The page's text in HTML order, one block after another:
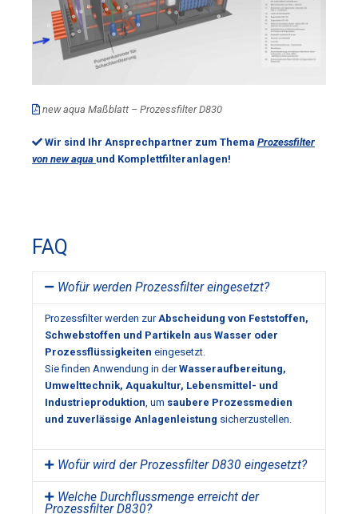
new aqua Maßblatt – Prozessfilter D830
Wir sind Ihr Ansprechpartner zum Thema Prozessfilter
von new aqua und Komplettfilteranlagen!
FAQ
Wofür werden Prozessfilter eingesetzt?
Prozessfilter werden zurAbscheidung von Feststoffen,
Schwebstoffen und Partikeln aus Wasser oder
Prozessflüssigkeiten eingesetzt.
Sie finden Anwendung in derWasseraufbereitung,
Umwelttechnik, Aquakultur, Lebensmittel- und
Industrieproduktion, um saubere Prozessmedien
und zuverlässige Anlagenleistung sicherzustellen.
Wofür wird der Prozessfilter D830 eingesetzt?
Welche Durchflussmenge erreicht der
Prozessfilter D830?